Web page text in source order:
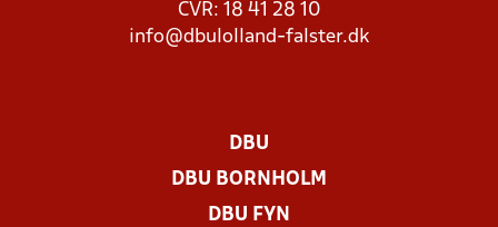
CVR: 18 41 28 10
info@dbulolland-falster.dk
DBU
DBU BORNHOLM
DBU FYN